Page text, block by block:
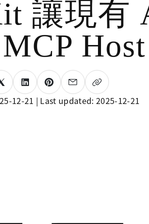
讓現有
Host
12-21 | Last updated: 2025-12-21